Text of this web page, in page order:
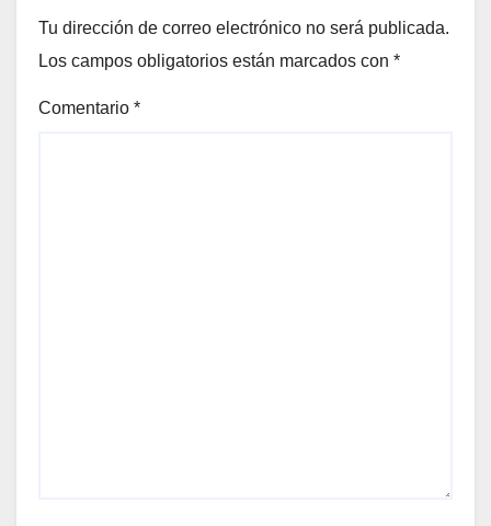
Tu dirección de correo electrónico no será publicada.
Los campos obligatorios están marcados con *
Comentario *